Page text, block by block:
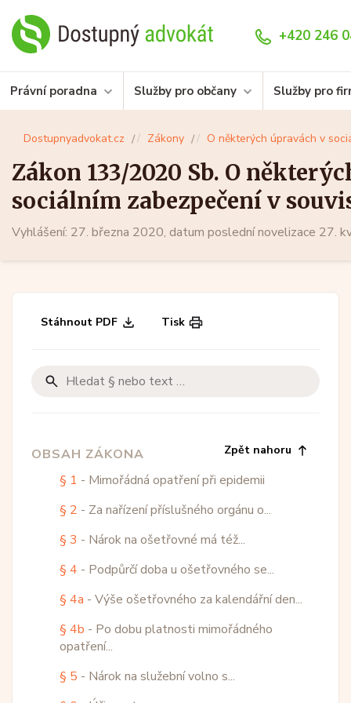
+420 246
Právní poradna Služby pro občany Služby pro
Dostupnyadvokat.cz Zákony O některých úpravách v
Zákon 133/2020 Sb. O
sociálním zabezpečení v
mimořádnými opatřeními při
Vyhlášení: 27. března 2020, datum poslední novelizace 27.
Stáhnout PDF Tisk
OBSAH ZÁKONA Zpět nahoru
§ 1 - Mimořádná opatření při epidemii
§ 2 - Za nařízení příslušného orgánu o...
§ 3 - Nárok na ošetřovné má též...
§ 4 - Podpůrčí doba u ošetřovného se...
§ 4a - Výše ošetřovného za kalendářní den...
§ 4b - Po dobu platnosti mimořádného
opatření...
§ 5 - Nárok na služební volno s...